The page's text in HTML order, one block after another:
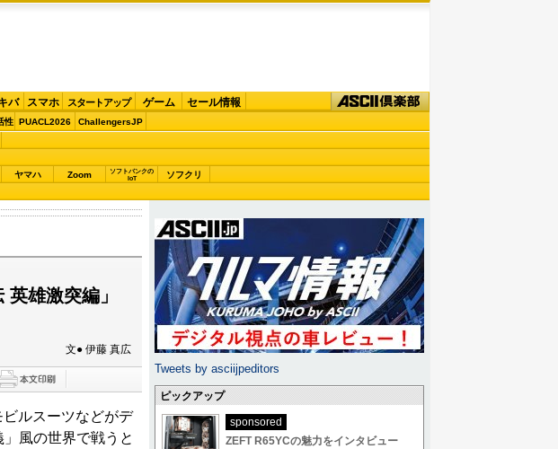
バ スマホ スタートアップ ゲーム セール情報
性 PUACL2026 ChallengersJP
ヤマハ Zoom
ソフトバンクの
IoT
ソフクリ
雄激突編」
文● 伊藤 真広
ルスーツなどがデ
風の世界で戦うと
Tweets by asciijpeditors
ピックアップ
sponsored
ZEFT R65YCの魅力をインタビュー